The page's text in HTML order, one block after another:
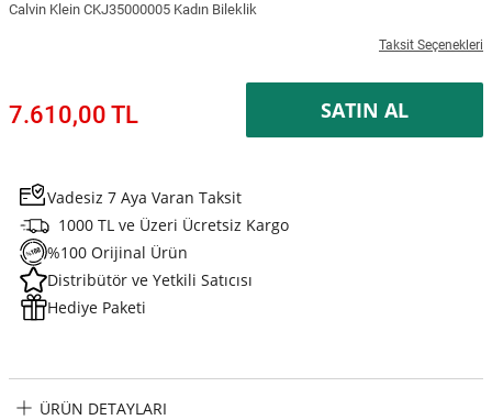
Calvin Klein CKJ35000005 Kadın Bileklik
Taksit Seçenekleri
7.610,00 TL SATIN AL
Vadesiz 7 Aya Varan Taksit
1000 TL ve Üzeri Ücretsiz Kargo
%100 Orijinal Ürün
Distribütör ve Yetkili Satıcısı
Hediye Paketi
ÜRÜN DETAYLARI